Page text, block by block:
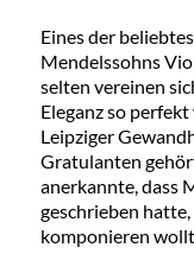
Eines der
Mendelssohns
selten vereinen
Eleganz so
Leipziger
Gratulanten
anerkannte, dass
geschrieben
komponieren